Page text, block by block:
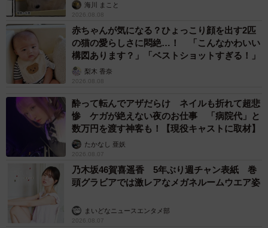
海川 まこと
2026.08.08
赤ちゃんが気になる？ひょっこり顔を出す2匹
の猫の愛らしさに悶絶…！ 「こんなかわいい
構図あります？」「ベストショットすぎる！」
梨木 香奈
2026.08.08
酔って転んでアザだらけ ネイルも折れて超悲
惨 ケガが絶えない夜のお仕事 「病院代」と
数万円を渡す神客も！【現役キャストに取材】
たかなし 亜妖
2026.08.07
乃木坂46賀喜遥香 5年ぶり週チャン表紙 巻
頭グラビアでは激レアなメガネルームウエア姿
まいどなニュースエンタメ部
2026.08.07